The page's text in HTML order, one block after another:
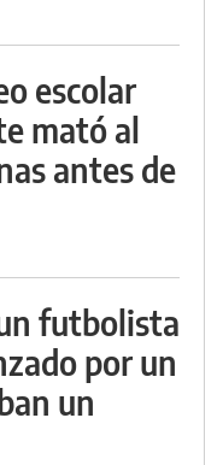
escolar
mató al
antes de
futbolista
por un
un